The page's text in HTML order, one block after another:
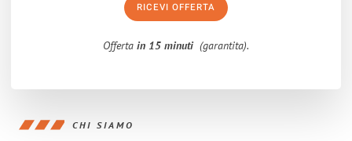
RICEVI OFFERTA
Offerta in 15 minuti (garantita).
CHI SIAMO